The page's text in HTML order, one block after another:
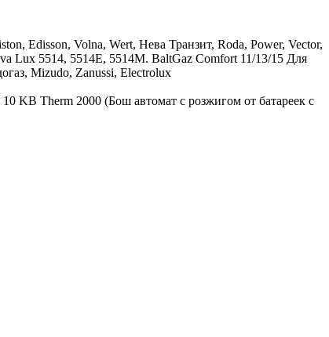
Edisson, Volna, Wert, Нева Транзит, Roda, Power, Vector,
Lux 5514, 5514Е, 5514М. BaltGaz Comfort 11/13/15 Для
Mizudo, Zanussi, Electrolux
KB Therm 2000 (Бош автомат с розжигом от батареек с